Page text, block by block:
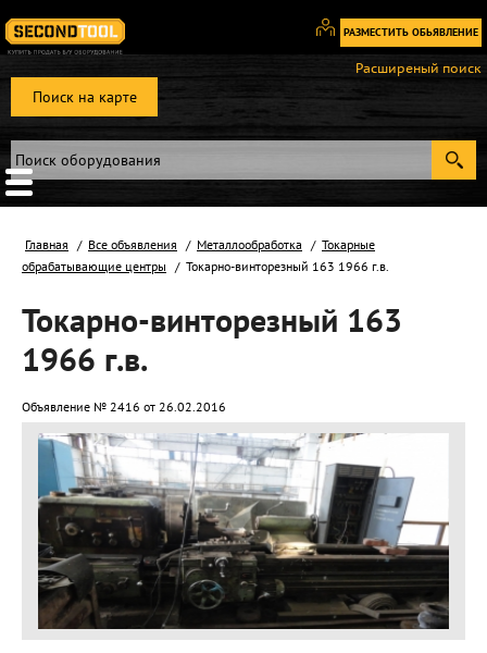
РАЗМЕСТИТЬ ОБЬЯВЛЕНИЕ
Вход
Регистрация
Поиск на карте
Расширеный поиск
Главная Все объявления Металлообработка
Токарные
обрабатывающие центры
Токарно-винторезный 163 1966 г.в.
Токарно-винторезный 163
1966 г.в.
Объявление № 2416 от 26.02.2016